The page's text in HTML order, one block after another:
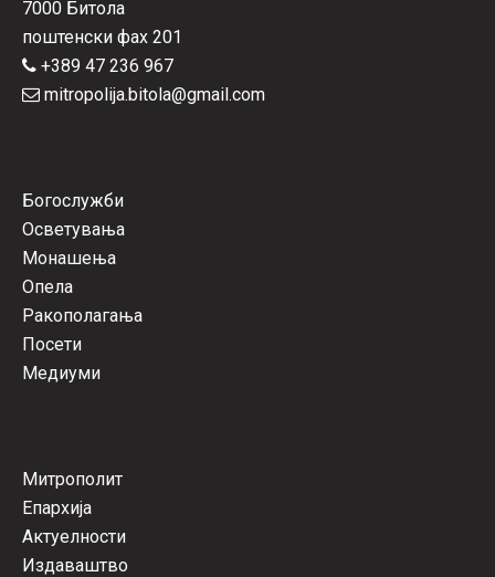
7000 Битола
поштенски фах 201
+389 47 236 967
mitropolija.bitola@gmail.com
Богослужби
Осветувања
Монашења
Опела
Ракополагања
Посети
Медиуми
Митрополит
Епархија
Актуелности
Издаваштво